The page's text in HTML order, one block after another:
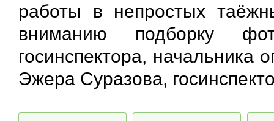
работы в непростых
вниманию подборку
госинспектора, начальника
Эжера Суразова,